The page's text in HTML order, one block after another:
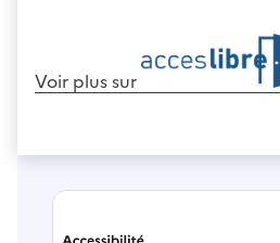
Voir plus sur